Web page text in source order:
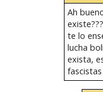
Ah
te lo
lucha
exista,